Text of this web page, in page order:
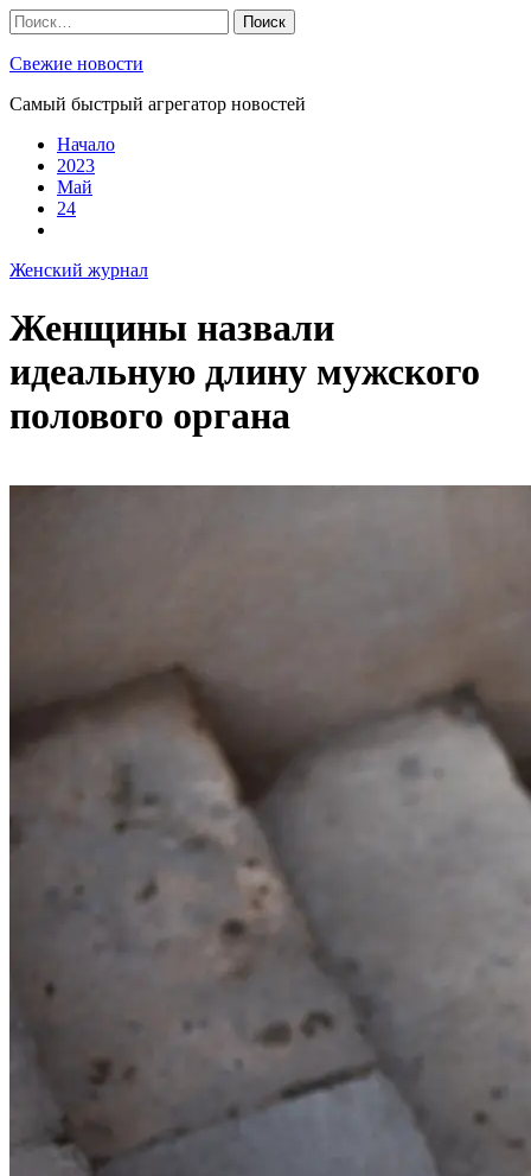
Skip
to
content
Найти:
Свежие новости
Самый быстрый агрегатор новостей
Начало
2023
Май
24
Женский журнал
Женщины назвали
идеальную длину мужского
полового органа